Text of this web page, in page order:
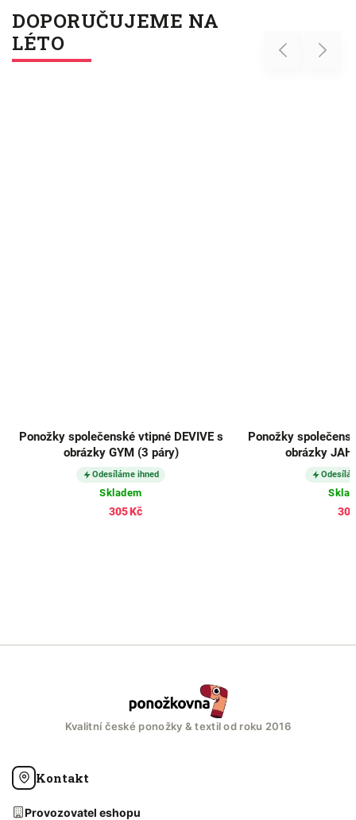
DOPORUČUJEME NA
LÉTO
Previous
Ponožky společenské vtipné DEVIVE s
obrázky GYM (3 páry)
Odesíláme ihned
Skladem
305 Kč
Ponožky
obrázky
Next
Kvalitní české ponožky & textil od roku 2016
Kontakt
Provozovatel eshopu